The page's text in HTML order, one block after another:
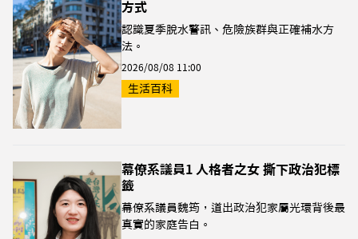
方式
認識夏季脫水警訊、危險族群與正確補水方
法。
2026/08/08 11:00
生活百科
幕僚系議員1 人格者之女 撕下政治犯標
籤
幕僚系議員魏筠，道出政治犯家屬光環背後最
真實的家庭告白。